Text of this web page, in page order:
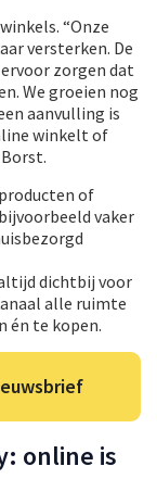
“Onze
versterken. De
zorgen dat
We groeien nog
aanvulling is
winkelt of
of
vaker
dichtbij voor
alle ruimte
én te kopen.
online is